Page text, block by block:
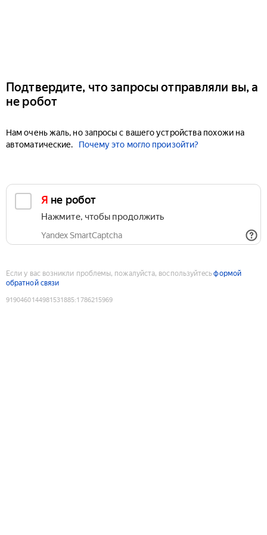
Подтвердите, что запросы отправляли вы, а
не робот
Нам очень жаль, но запросы с вашего устройства похожи на
автоматические.
Почему это могло произойти?
Я не робот
Нажмите, чтобы продолжить
Yandex SmartCaptcha
Если у вас возникли проблемы, пожалуйста, воспользуйтесьформой
обратной связи
9190460144981531885:1786215969